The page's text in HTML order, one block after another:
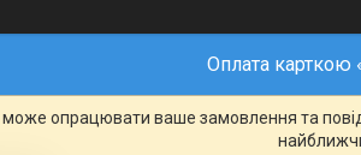
Оплата карткою
може опрацювати ваше замовлення та